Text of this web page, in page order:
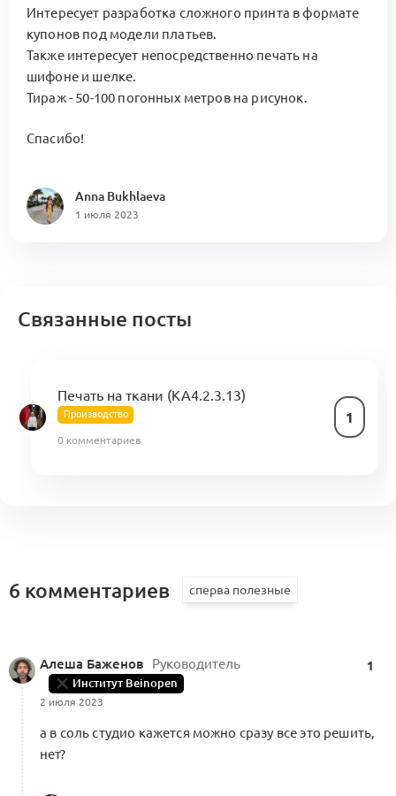
Интересует разработка сложного принта в формате
купонов под модели платьев.
Также интересует непосредственно печать на
шифоне и шелке.
Тираж - 50-100 погонных метров на рисунок.
Спасибо!
Anna Bukhlaeva
1 июля 2023
Связанные посты
Печать на ткани (KA4.2.3.13)
Производство 1
0 комментариев
6 комментариев
Алеша Баженов Руководитель
Институт Beinopen
2 июля 2023
1
а в соль студио кажется можно сразу все это решить,
нет?